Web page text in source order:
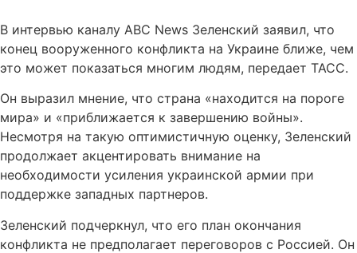
В интервью каналу ABC News Зеленский заявил, что
конец вооруженного конфликта на Украине ближе, чем
это может показаться многим людям, передает ТАСС.
Он выразил мнение, что страна «находится на пороге
мира» и «приближается к завершению войны».
Несмотря на такую оптимистичную оценку, Зеленский
продолжает акцентировать внимание на
необходимости усиления украинской армии при
поддержке западных партнеров.
Зеленский подчеркнул, что его план окончания
конфликта не предполагает переговоров с Россией. Он